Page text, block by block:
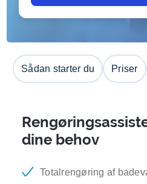
Sådan starter du Priser
dine behov
Totalrengøring af